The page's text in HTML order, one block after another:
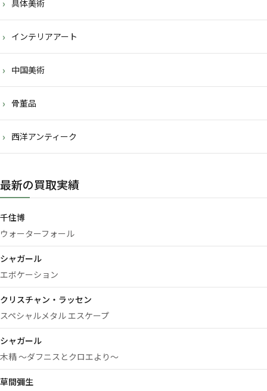
具体美術
インテリアアート
中国美術
骨董品
西洋アンティーク
最新の買取実績
千住博
ウォーターフォール
シャガール
エボケーション
クリスチャン・ラッセン
スペシャルメタル エスケープ
シャガール
木精 ～ダフニスとクロエより～
草間彌生